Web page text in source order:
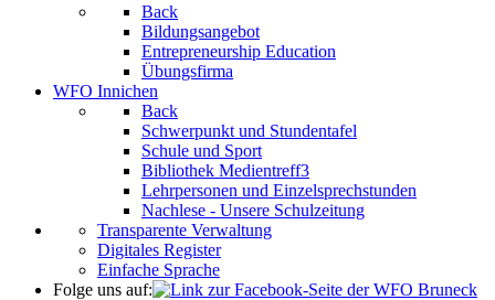
Back
Bildungsangebot
Entrepreneurship Education
Übungsfirma
WFO Innichen
Back
Schwerpunkt und Stundentafel
Schule und Sport
Bibliothek Medientreff3
Lehrpersonen und Einzelsprechstunden
Nachlese - Unsere Schulzeitung
Transparente Verwaltung
Digitales Register
Einfache Sprache
Folge uns auf: